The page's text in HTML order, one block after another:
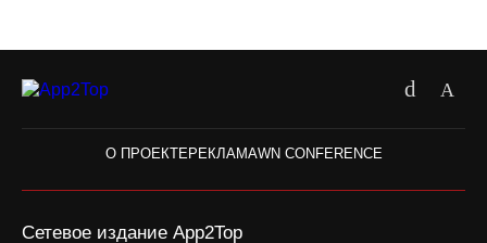
О ПРОЕКТЕРЕКЛАМАWN CONFERENCE
Сетевое издание App2Top